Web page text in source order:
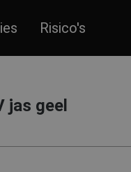
Risico's
jas geel